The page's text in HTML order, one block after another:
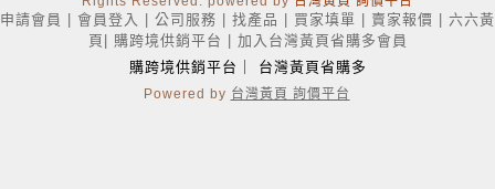
申請會員 會員登入 公司服務 找產品 買家填單 賣家報價
六六黃
頁
購跨境供銷平台
加入台灣黃頁省購多會員
購跨境供銷平台
台灣黃頁省購多
Powered by 台灣黃頁 詢價平台